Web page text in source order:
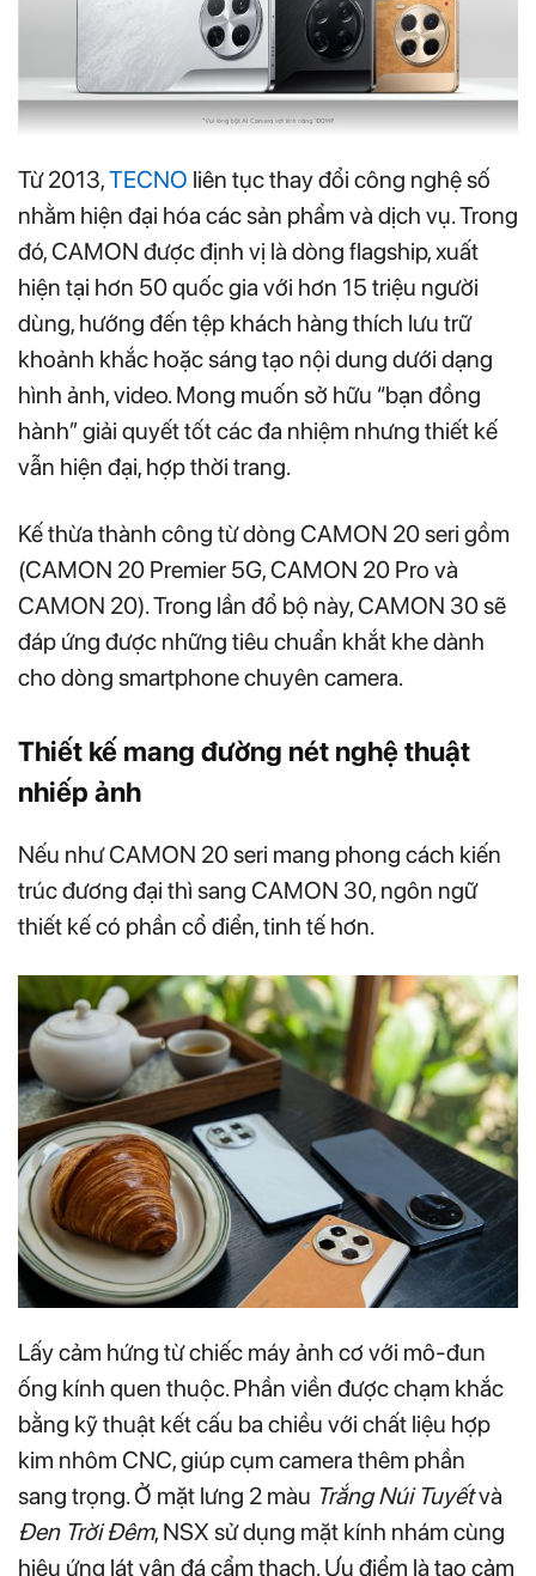
Từ 2013,TECNO liên tục thay đổi công nghệ số
nhằm hiện đại hóa các sản phẩm và dịch vụ. Trong
đó, CAMON được định vị là dòng flagship, xuất
hiện tại hơn 50 quốc gia với hơn 15 triệu người
dùng, hướng đến tệp khách hàng thích lưu trữ
khoảnh khắc hoặc sáng tạo nội dung dưới dạng
hình ảnh, video. Mong muốn sở hữu “bạn đồng
hành” giải quyết tốt các đa nhiệm nhưng thiết kế
vẫn hiện đại, hợp thời trang.
Kế thừa thành công từ dòng CAMON 20 seri gồm
(CAMON 20 Premier 5G, CAMON 20 Pro và
CAMON 20). Trong lần đổ bộ này, CAMON 30 sẽ
đáp ứng được những tiêu chuẩn khắt khe dành
cho dòng smartphone chuyên camera.
Thiết kế mang đường nét nghệ thuật
nhiếp ảnh
Nếu như CAMON 20 seri mang phong cách kiến
trúc đương đại thì sang CAMON 30, ngôn ngữ
thiết kế có phần cổ điển, tinh tế hơn.
Lấy cảm hứng từ chiếc máy ảnh cơ với mô-đun
ống kính quen thuộc. Phần viền được chạm khắc
bằng kỹ thuật kết cấu ba chiều với chất liệu hợp
kim nhôm CNC, giúp cụm camera thêm phần
sang trọng. Ở mặt lưng 2 màu Trắng Núi Tuyếtvà
Đen Trời Đêm, NSX sử dụng mặt kính nhám cùng
hiệu ứng lát vân đá cẩm thạch. Ưu điểm là tạo cảm